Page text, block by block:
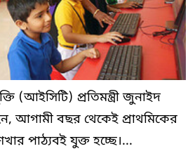
(আইসিটি) প্রতিমন্ত্রী জুনাইদ
আগামী বছর থেকেই প্রাথমিকের
পাঠ্যবই যুক্ত হচ্ছে।...